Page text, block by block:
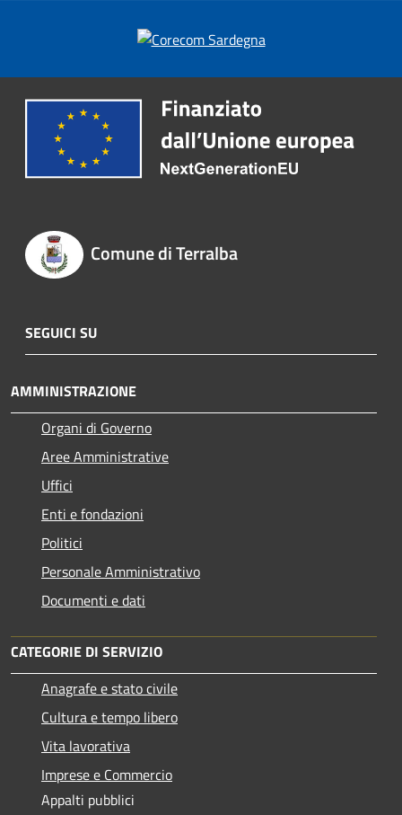
Comune di Terralba
SEGUICI SU
AMMINISTRAZIONE
Organi di Governo
Aree Amministrative
Uffici
Enti e fondazioni
Politici
Personale Amministrativo
Documenti e dati
CATEGORIE DI SERVIZIO
Anagrafe e stato civile
Cultura e tempo libero
Vita lavorativa
Imprese e Commercio
Appalti pubblici